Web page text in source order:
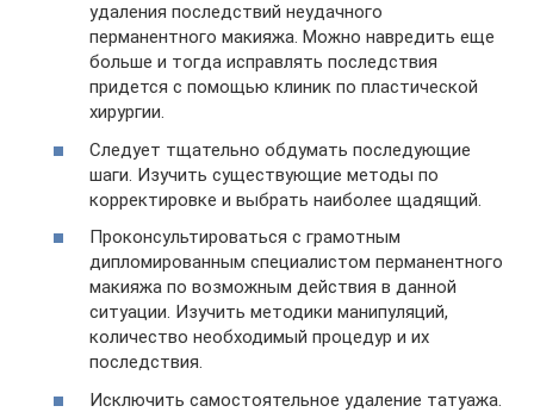
удаления последствий неудачного
перманентного макияжа. Можно навредить еще
больше и тогда исправлять последствия
придется с помощью клиник по пластической
хирургии.
Следует тщательно обдумать последующие
шаги. Изучить существующие методы по
корректировке и выбрать наиболее щадящий.
Проконсультироваться с грамотным
дипломированным специалистом перманентного
макияжа по возможным действия в данной
ситуации. Изучить методики манипуляций,
количество необходимый процедур и их
последствия.
Исключить самостоятельное удаление татуажа.